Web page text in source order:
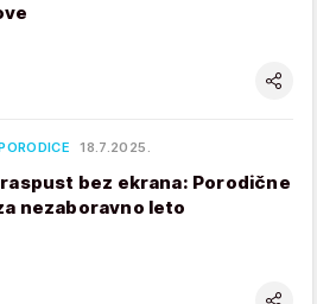
18.7.2025.
bez ekrana: Porodične
nezaboravno leto